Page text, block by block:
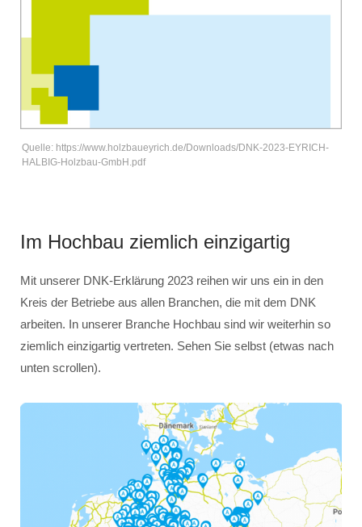
Quelle: https://www.holzbaueyrich.de/Downloads/DNK-2023-EYRICH-
HALBIG-Holzbau-GmbH.pdf
Im Hochbau ziemlich einzigartig
Mit unserer DNK-Erklärung 2023 reihen wir uns ein in den
Kreis der Betriebe aus allen Branchen, die mit dem DNK
arbeiten. In unserer Branche Hochbau sind wir weiterhin so
ziemlich einzigartig vertreten. Sehen Sie selbst (etwas nach
unten scrollen).